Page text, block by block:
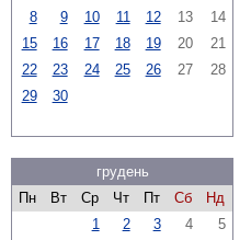
8
9 10 11 12 13
14
15
16 17 18 19 20
21
22
23 24 25 26 27
28
29
30
грудень
Пн
Вт Ср Чт Пт Сб
Нд
1
2 3 4
5